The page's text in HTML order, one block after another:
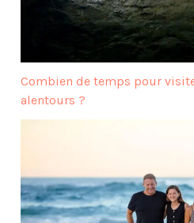
Combien de temps pour
alentours ?